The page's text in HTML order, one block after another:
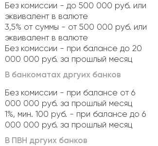
Без комиссии - до 500 000 руб. или
эквивалент в валюте
3,5% от суммы - от 500 000 руб. или
эквивалент в валюте
Без комиссии - при балансе до 20
000 000 руб. за прошлый месяц
В банкоматах дргуих банков
Без комиссии - при балансе от 6
000 000 руб. за прошлый месяц
1%, мин. 100 руб. - при балансе до 6
000 000 руб. за прошлый месяц
В ПВН дргуих банков